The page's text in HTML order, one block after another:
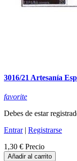
3016/21 Artesanía
favorite
Debes de estar
Entrar| Registrarse
1,30 € Precio
Añadir al carrito